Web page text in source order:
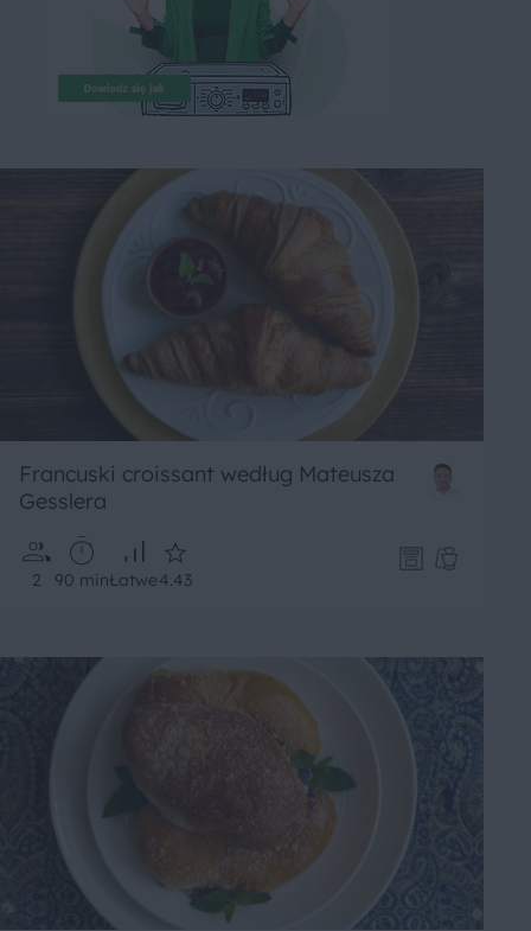
Francuski croissant według Mateusza
Gesslera
2 90 minŁatwe4.43